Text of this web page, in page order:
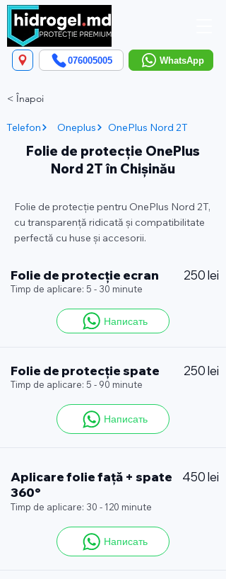
WhatsApp
076005005
< Înapoi
Telefon Oneplus OnePlus Nord 2T
Folie de protecție OnePlus
Nord 2T în Chișinău
Folie de protecție pentru OnePlus Nord 2T,
cu transparență ridicată și compatibilitate
perfectă cu huse și accesorii.
Folie de protecție ecran 250 lei
Timp de aplicare: 5 - 30 minute
Написать
Folie de protecție spate 250 lei
Timp de aplicare: 5 - 90 minute
Написать
Aplicare folie față + spate
360°
450 lei
Timp de aplicare: 30 - 120 minute
Написать